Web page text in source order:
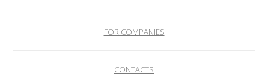
FOR COMPANIES
CONTACTS